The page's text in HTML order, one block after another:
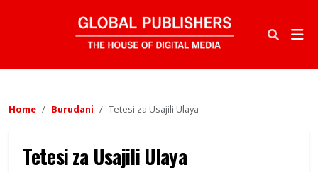
Home Burudani Tetesi za Usajili Ulaya
Tetesi za Usajili Ulaya